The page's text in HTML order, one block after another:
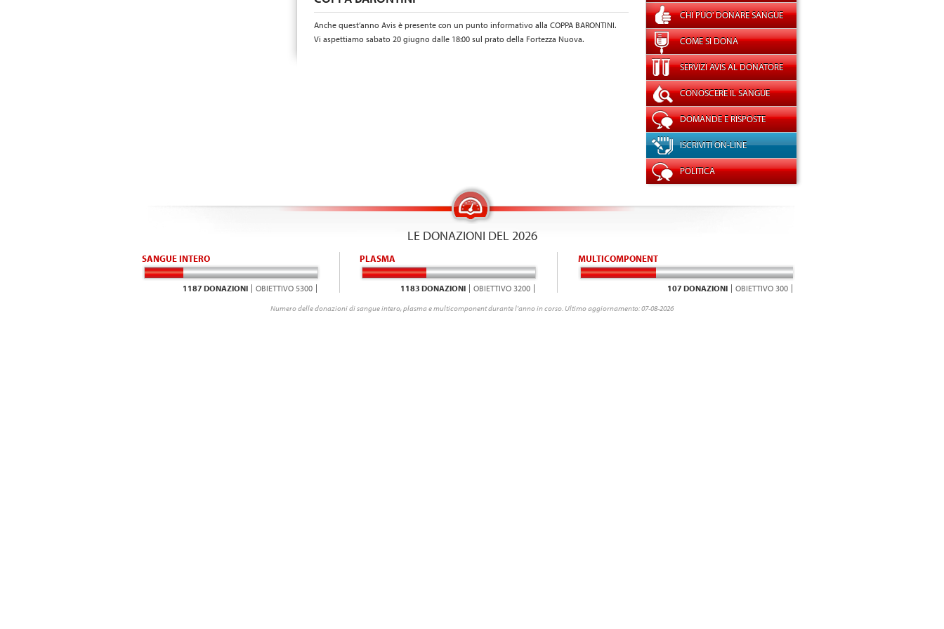
Anche quest’anno Avis è presente con un punto informativo alla COPPA BARONTINI.
Vi aspettiamo sabato 20 giugno dalle 18:00 sul prato della Fortezza Nuova.
CHI PUO' DONARE SANGUE
COME SI DONA
SERVIZI AVIS AL DONATORE
CONOSCERE IL SANGUE
DOMANDE E RISPOSTE
ISCRIVITI ON-LINE
POLITICA
LE DONAZIONI DEL 2026
SANGUE INTERO
1187 DONAZIONI OBIETTIVO 5300
PLASMA
1183 DONAZIONI OBIETTIVO 3200
MULTICOMPONENT
107 DONAZIONI OBIETTIVO 300
Numero delle donazioni di sangue intero, plasma e multicomponent durante l'anno in corso. Ultimo aggiornamento: 07-08-2026